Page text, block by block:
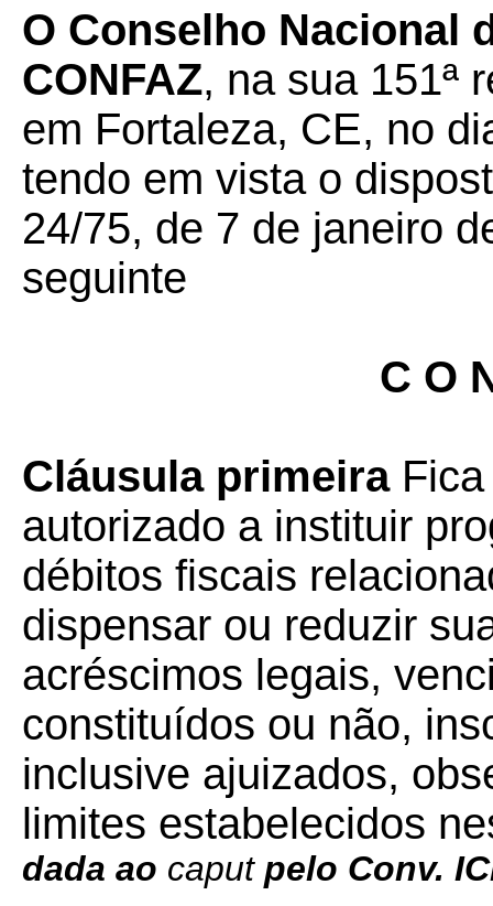
O Conselho Nacional
CONFAZ, na sua 151ª
em Fortaleza, CE, no
tendo em vista o
24/75, de 7 de janeiro
seguinte
C O
Cláusula primeiraFica
autorizado a instituir
débitos fiscais
dispensar ou reduzir
acréscimos legais,
constituídos ou não,
inclusive ajuizados,
limites estabelecidos
dada ao caputpelo Conv.